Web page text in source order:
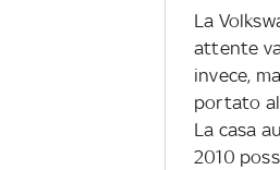
La
attente
invece,
portato
La casa
2010